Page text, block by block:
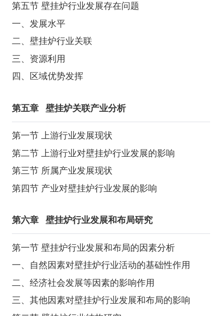
第五节 壁挂炉行业发展存在问题
一、发展水平
二、壁挂炉行业关联
三、资源利用
四、区域优势发挥
第五章 壁挂炉关联产业分析
第一节 上游行业发展现状
第二节 上游行业对壁挂炉行业发展的影响
第三节 所属产业发展现状
第四节 产业对壁挂炉行业发展的影响
第六章 壁挂炉行业发展和布局研究
第一节 壁挂炉行业发展和布局的因素分析
一、自然因素对壁挂炉行业活动的基础性作用
二、经济社会发展等因素的影响作用
三、其他因素对壁挂炉行业发展和布局的影响